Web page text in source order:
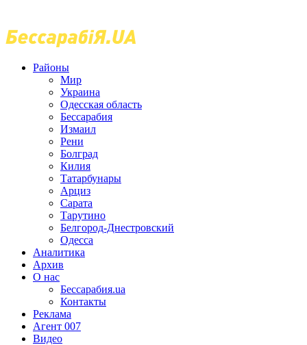
Районы
Мир
Украина
Одесская область
Бессарабия
Измаил
Рени
Болград
Килия
Татарбунары
Арциз
Сарата
Тарутино
Белгород-Днестровский
Одесса
Аналитика
Архив
О нас
Бессарабия.ua
Контакты
Реклама
Агент 007
Видео